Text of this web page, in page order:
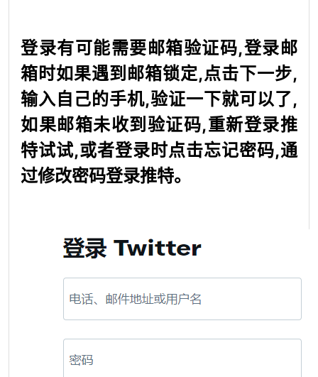
登录有可能需要邮箱验证码,登录邮
箱时如果遇到邮箱锁定,点击下一步,
输入自己的手机,验证一下就可以了,
如果邮箱未收到验证码,重新登录推
特试试,或者登录时点击忘记密码,通
过修改密码登录推特。